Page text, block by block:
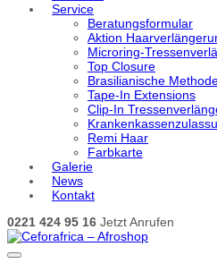
Service
Beratungsformular
Aktion
Microring-
Top Closure
Brasilianische
Tape-In Extensions
Clip-In
Remi Haar
Farbkarte
Galerie
News
Kontakt
0221 424 95 16 Jetzt Anrufen